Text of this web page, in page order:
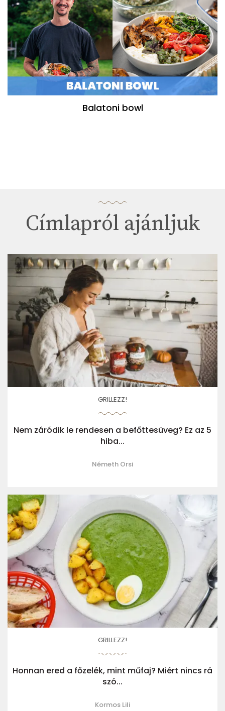
Balatoni bowl
Címlapról ajánljuk
GRILLEZZ!
Nem záródik le rendesen a befőttesüveg? Ez az 5
hiba...
Németh Orsi
GRILLEZZ!
Honnan ered a főzelék, mint műfaj? Miért nincs rá
szó...
Kormos Lili